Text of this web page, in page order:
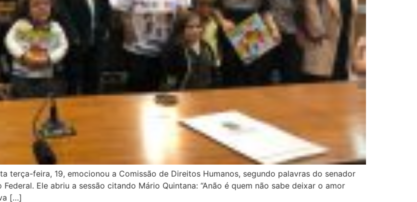
terça-feira, 19, emocionou a Comissão de Direitos Humanos, segundo palavras do senador
Ele abriu a sessão citando Mário Quintana: “Anão é quem não sabe deixar o amor
[…]